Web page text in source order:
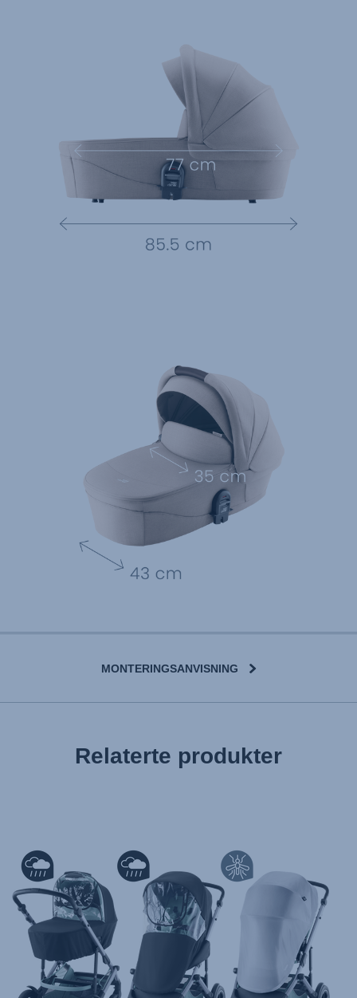
MONTERINGSANVISNING
Gebrauchsanleitung (Deutsch)
Instrucciones del usuario (Español)
Manual de instruções (Português)
Istruzioni per l’uso (Italiano)
Инструкция пользователя (Русский язык)
Instrukcja użytkownika (Język polski)
Návod na použitie (Slovenský jazyk)
Relaterte produkter